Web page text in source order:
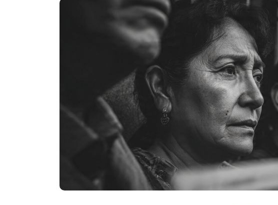
Animales
Rescatan a un hipopótamo
bebé en Colombia: fue hallado
solo, deshidratado y en estado